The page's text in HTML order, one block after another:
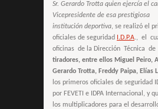
Sr. Gerardo Trotta quien ejercía el
Vicepresidente de esa prestigiosa
institución deportiva, se realizó el
oficiales de seguridad I.D.P.A., el
oficinas de la Dirección Técnica
tiradores, entre ellos Miguel Peiro,
Gerardo Trotta, Freddy Paipa, Elías
los primeros oficiales de seguridad
por FEVETI e IDPA Internacional, y
los multiplicadores para el